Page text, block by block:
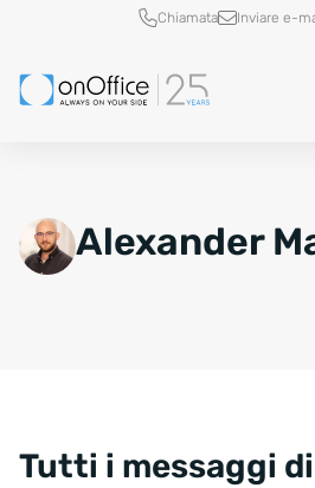
Accesso rapido
Chiamata Inviare e-
Alexander
Tutti i messaggi